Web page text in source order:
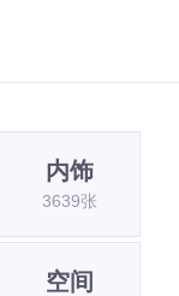
内饰
3639张
空间